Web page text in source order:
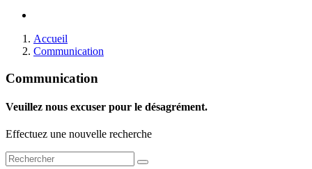
Accueil
Communication
Communication
Veuillez nous excuser pour le désagrément.
Effectuez une nouvelle recherche